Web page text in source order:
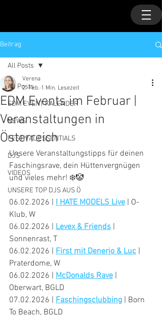
Beitrag
All Posts
EDM EVENT KALENDER
NEWS
FESTIVAL ESSENTIALS
DJS
VIDEOS
UNSERE TOP DJS AUS Ö
All Posts
EDM Events im Februar |
Veranstaltungen in
Österreich
Verena
2. Feb. 1 Min. Lesezeit
Unsere Veranstaltungstipps für deinen
Faschingsrave, dein Hüttenvergnügen
und vieles mehr! ❄️🤡
06.02.2026 | I HATE MODELS Live | O-
Klub, W
06.02.2026 | Levex & Friends |
Sonnenrast, T
06.02.2026 | First mit Denerio & Luc |
Praterdome, W
06.02.2026 | McDonalds Rave |
Oberwart, BGLD
07.02.2026 | Faschingsclubbing | Born
To Beach, BGLD